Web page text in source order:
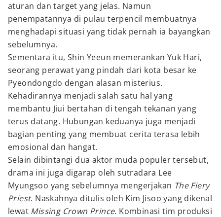
aturan dan target yang jelas. Namun
penempatannya di pulau terpencil membuatnya
menghadapi situasi yang tidak pernah ia bayangkan
sebelumnya.
Sementara itu, Shin Yeeun memerankan Yuk Hari,
seorang perawat yang pindah dari kota besar ke
Pyeondongdo dengan alasan misterius.
Kehadirannya menjadi salah satu hal yang
membantu Jiui bertahan di tengah tekanan yang
terus datang. Hubungan keduanya juga menjadi
bagian penting yang membuat cerita terasa lebih
emosional dan hangat.
Selain dibintangi dua aktor muda populer tersebut,
drama ini juga digarap oleh sutradara Lee
Myungsoo yang sebelumnya mengerjakan The Fiery
Priest. Naskahnya ditulis oleh Kim Jisoo yang dikenal
lewat Missing Crown Prince. Kombinasi tim produksi